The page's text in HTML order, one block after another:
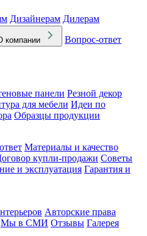
Дизайнерам Дилерам
компании
Вопрос-ответ
панели Резной декор
для мебели Идеи по
Образцы продукции
Материалы и качество
купли-продажи Советы
и эксплуатация Гарантия и
Авторские права
Мы в СМИ Отзывы Галерея